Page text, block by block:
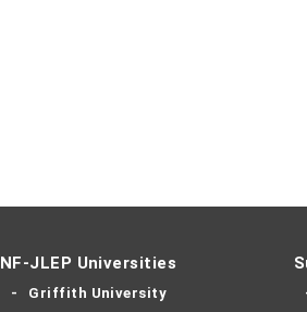
NF-JLEP Universities
Griffith University